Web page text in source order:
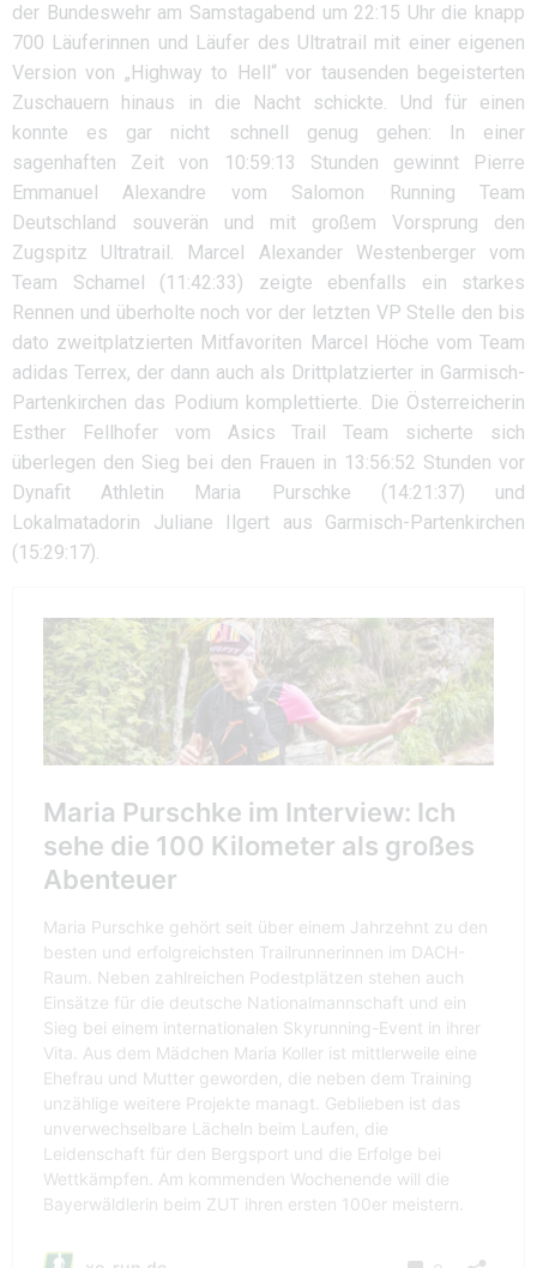
der Bundeswehr am Samstagabend um 22:15 Uhr die knapp
700 Läuferinnen und Läufer des Ultratrail mit einer eigenen
Version von „Highway to Hell“ vor tausenden begeisterten
Zuschauern hinaus in die Nacht schickte. Und für einen
konnte es gar nicht schnell genug gehen: In einer
sagenhaften Zeit von 10:59:13 Stunden gewinnt Pierre
Emmanuel Alexandre vom Salomon Running Team
Deutschland souverän und mit großem Vorsprung den
Zugspitz Ultratrail. Marcel Alexander Westenberger vom
Team Schamel (11:42:33) zeigte ebenfalls ein starkes
Rennen und überholte noch vor der letzten VP Stelle den bis
dato zweitplatzierten Mitfavoriten Marcel Höche vom Team
adidas Terrex, der dann auch als Drittplatzierter in Garmisch-
Partenkirchen das Podium komplettierte. Die Österreicherin
Esther Fellhofer vom Asics Trail Team sicherte sich
überlegen den Sieg bei den Frauen in 13:56:52 Stunden vor
Dynafit Athletin Maria Purschke (14:21:37) und
Lokalmatadorin Juliane Ilgert aus Garmisch-Partenkirchen
(15:29:17).